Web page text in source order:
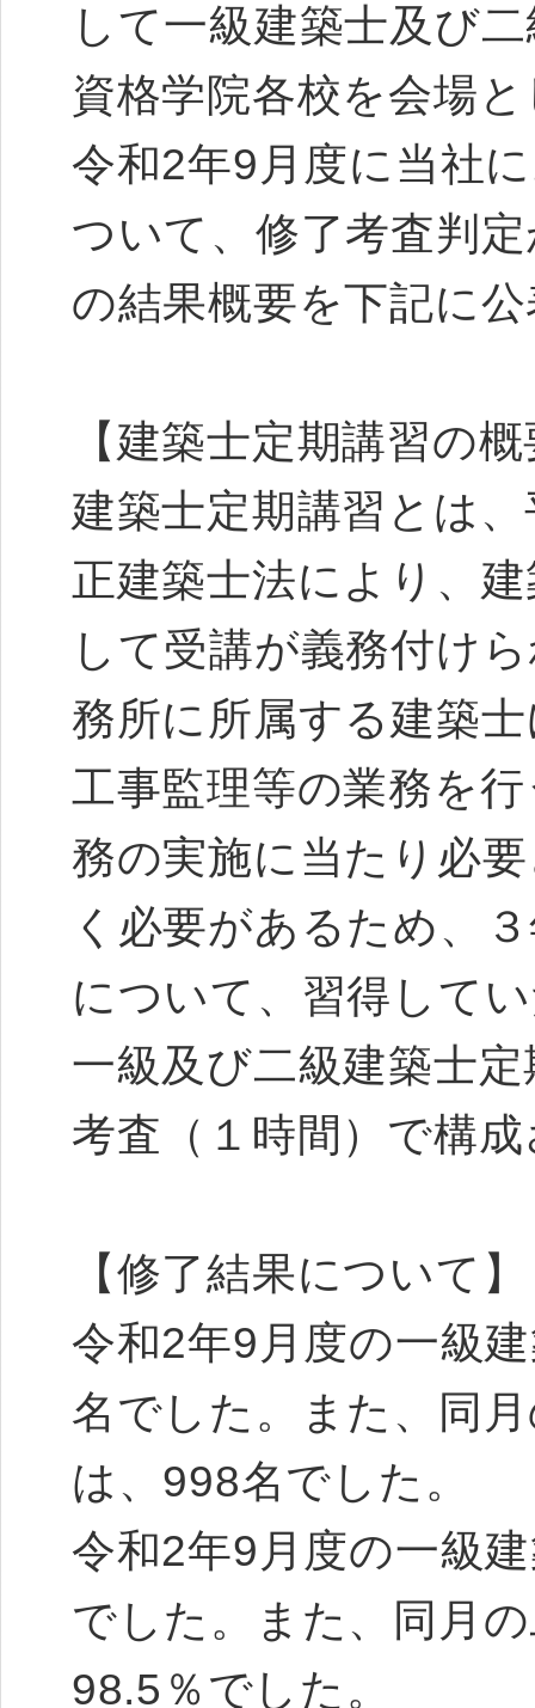
して一級建築士及び
資格学院各校を会場
令和2年9月度に当社
ついて、修了考査判
の結果概要を下記に
【建築士定期講習の
建築士定期講習とは
正建築士法により、
して受講が義務付け
務所に所属する建築
工事監理等の業務を
務の実施に当たり必
く必要があるため、
について、習得して
一級及び二級建築士
考査（１時間）で構
【修了結果について】
令和2年9月度の一級
名でした。また、同
は、998名でした。
令和2年9月度の一級
でした。また、同月
98.5％でした。